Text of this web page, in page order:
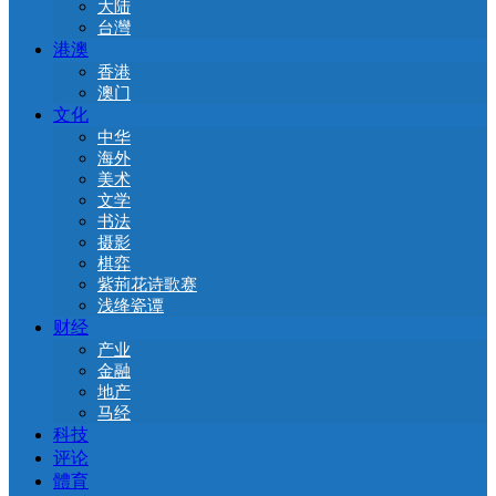
大陆
台灣
港澳
香港
澳门
文化
中华
海外
美术
文学
书法
摄影
棋弈
紫荊花诗歌赛
浅绛瓷谭
财经
产业
金融
地产
马经
科技
评论
體育